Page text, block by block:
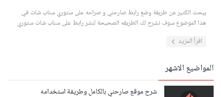
المواضيع الاشهر
شرح موقع صارحني بالكامل وطريقة استخدامه
يبحث الكثير عن طريقة وضع رابط صارحني و صراحه على ستوري سناب شات في
هذا الموضوع سوف نشرح لك الطريقه الصحيحة لنشر رابط على سناب شات ستوري
اقرأ المزيد